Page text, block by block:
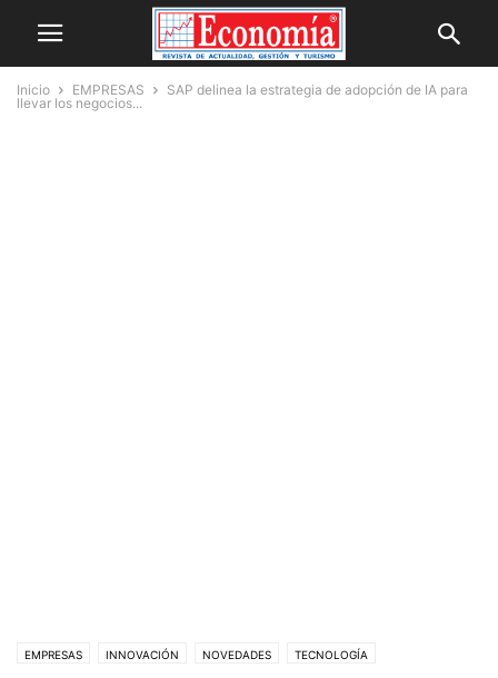
Inicio EMPRESAS
SAP delinea la estrategia de adopción de IA para
llevar los negocios...
EMPRESAS INNOVACIÓN NOVEDADES TECNOLOGÍA